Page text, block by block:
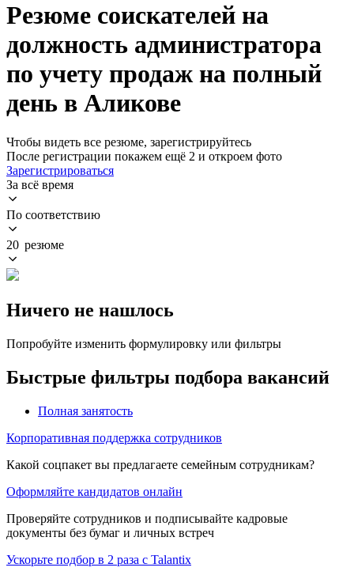
Резюме соискателей на
должность администратора
по учету продаж на полный
день в Аликове
Чтобы видеть все резюме, зарегистрируйтесь
После регистрации покажем ещё 2 и откроем фото
Зарегистрироваться
За всё время
По соответствию
20 резюме
Ничего не нашлось
Попробуйте изменить формулировку или фильтры
Быстрые фильтры подбора вакансий
Полная занятость
Корпоративная поддержка сотрудников
Какой соцпакет вы предлагаете семейным сотрудникам?
Оформляйте кандидатов онлайн
Проверяйте сотрудников и подписывайте кадровые
документы без бумаг и личных встреч
Ускорьте подбор в 2 раза с Talantix